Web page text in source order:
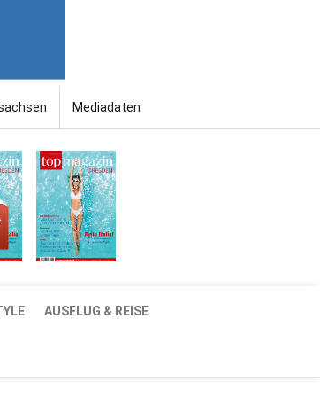
Mediadaten
AUSFLUG & REISE